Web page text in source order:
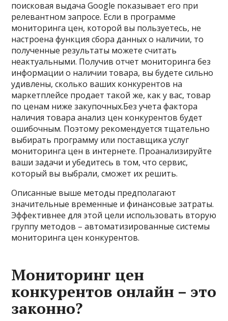
поисковая выдача Google показывает его при
релевантном запросе. Если в программе
мониторинга цен, которой вы пользуетесь, не
настроена функция сбора данных о наличии, то
полученные результаты можете считать
неактуальными. Получив отчет мониторинга без
информации о наличии товара, вы будете сильно
удивлены, сколько ваших конкурентов на
маркетплейсе продает такой же, как у вас, товар
по ценам ниже закупочных.Без учета фактора
наличия товара анализ цен конкурентов будет
ошибочным. Поэтому рекомендуется тщательно
выбирать программу или поставщика услуг
мониторинга цен в интернете. Проанализируйте
ваши задачи и убедитесь в том, что сервис,
который вы выбрали, сможет их решить.
Описанные выше методы предполагают
значительные временные и финансовые затраты.
Эффективнее для этой цели использовать вторую
группу методов – автоматизированные системы
мониторинга цен конкурентов.
Мониторинг цен
конкурентов онлайн – это
законно?